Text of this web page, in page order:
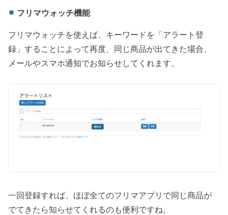
フリマウォッチ機能
フリマウォッチを使えば、キーワードを「アラート登
録」することによって再度、同じ商品が出てきた場合、
メールやスマホ通知でお知らせしてくれます。
一回登録すれば、ほぼ全てのフリマアプリで同じ商品が
でてきたら知らせてくれるのも便利ですね。